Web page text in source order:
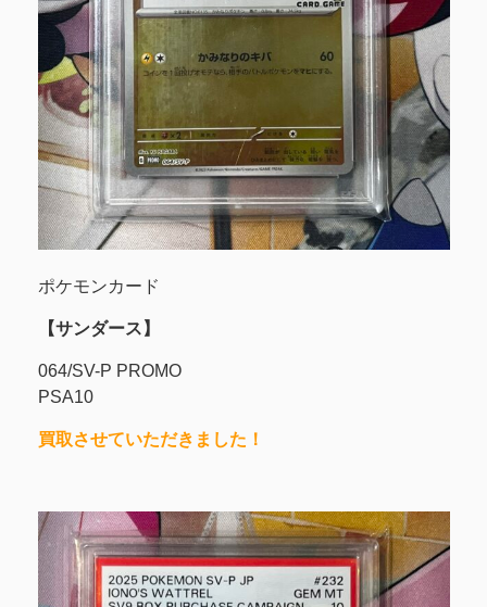
ポケモンカード
【サンダース】
064/SV-P PROMO
PSA10
買取させていただきました！